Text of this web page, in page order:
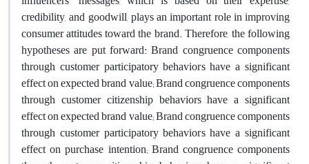
credibility, and goodwill, plays an important role in improving
consumer attitudes toward the brand. Therefore, the following
hypotheses are put forward: Brand congruence components
through customer participatory behaviors have a significant
effect on expected brand value; Brand congruence components
through customer citizenship behaviors have a significant
effect on expected brand value; Brand congruence components
through customer participatory behaviors have a significant
effect on purchase intention; Brand congruence components